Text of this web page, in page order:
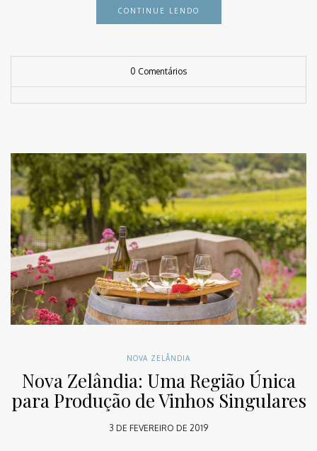
CONTINUE LENDO
0 Comentários
NOVA ZELÂNDIA
Nova Zelândia: Uma Região Única
para Produção de Vinhos Singulares
3 DE FEVEREIRO DE 2019